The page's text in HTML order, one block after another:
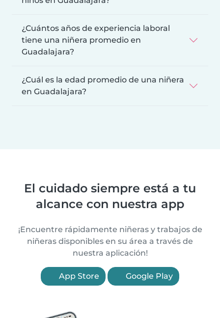
¿Cuántos años de experiencia laboral
tiene una niñera promedio en
Guadalajara?
¿Cuál es la edad promedio de una niñera
en Guadalajara?
El cuidado siempre está a tu
alcance con nuestra app
¡Encuentre rápidamente niñeras y trabajos de
niñeras disponibles en su área a través de
nuestra aplicación!
App Store Google Play